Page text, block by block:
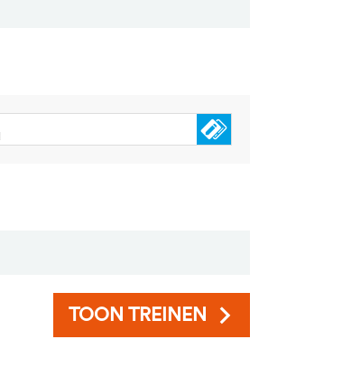
TOON TREINEN